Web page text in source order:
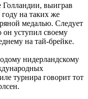
Голландии, выиграв
на таких же
медалью. Следует
он уступил своему
на тай-брейке.
нидерландскому
турнира говорит тот